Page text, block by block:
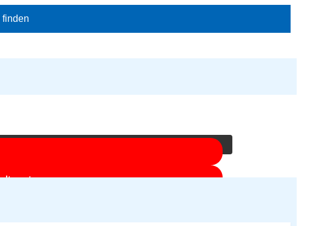
finden
entsperren